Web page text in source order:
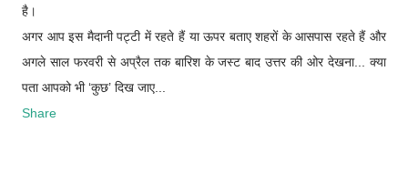
है।
अगर आप इस मैदानी पट्टी में रहते हैं या ऊपर बताए शहरों के आसपास रहते हैं और
अगले साल फरवरी से अप्रैल तक बारिश के जस्ट बाद उत्तर की ओर देखना... क्या
पता आपको भी ‘कुछ’ दिख जाए...
Share